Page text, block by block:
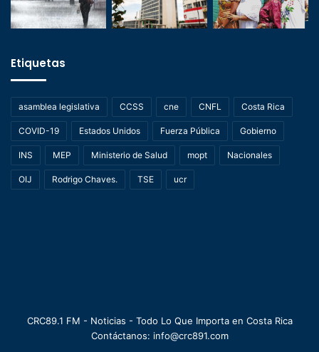
Etiquetas
asamblea legislativa CCSS cne CNFL Costa Rica
COVID-19 Estados Unidos Fuerza Pública Gobierno
INS MEP Ministerio de Salud mopt Nacionales
OIJ Rodrigo Chaves. TSE ucr
CRC89.1 FM - Noticias - Todo Lo Que Importa en Costa Rica
Contáctanos: info@crc891.com